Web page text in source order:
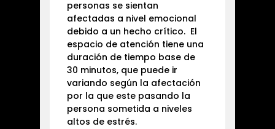
personas se sientan
afectadas a nivel emocional
debido a un hecho crítico. El
espacio de atención tiene una
duración de tiempo base de
30 minutos, que puede ir
variando según la afectación
por la que este pasando la
persona sometida a niveles
altos de estrés.